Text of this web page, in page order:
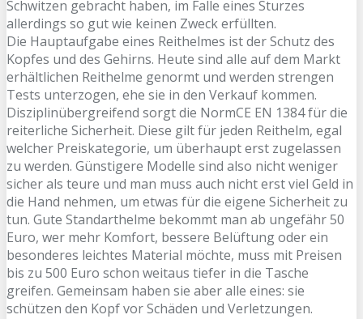
Schwitzen gebracht haben, im Falle eines Sturzes
allerdings so gut wie keinen Zweck erfüllten.
Die Hauptaufgabe eines Reithelmes ist der Schutz des
Kopfes und des Gehirns. Heute sind alle auf dem Markt
erhältlichen Reithelme genormt und werden strengen
Tests unterzogen, ehe sie in den Verkauf kommen.
Disziplinübergreifend sorgt die NormCE EN 1384 für die
reiterliche Sicherheit. Diese gilt für jeden Reithelm, egal
welcher Preiskategorie, um überhaupt erst zugelassen
zu werden. Günstigere Modelle sind also nicht weniger
sicher als teure und man muss auch nicht erst viel Geld in
die Hand nehmen, um etwas für die eigene Sicherheit zu
tun. Gute Standarthelme bekommt man ab ungefähr 50
Euro, wer mehr Komfort, bessere Belüftung oder ein
besonderes leichtes Material möchte, muss mit Preisen
bis zu 500 Euro schon weitaus tiefer in die Tasche
greifen. Gemeinsam haben sie aber alle eines: sie
schützen den Kopf vor Schäden und Verletzungen.